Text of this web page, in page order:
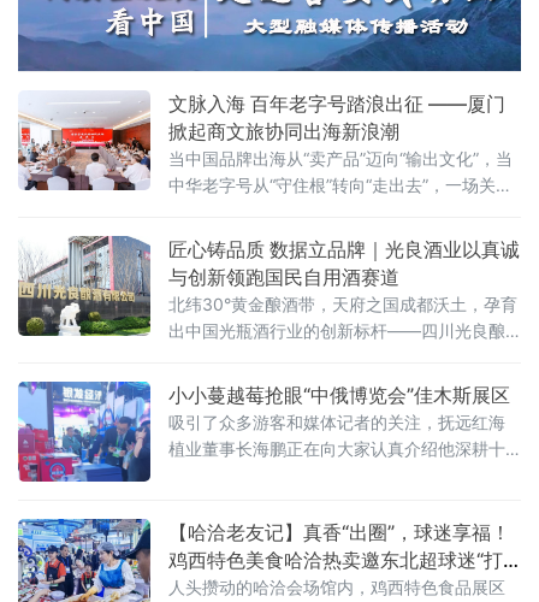
文脉入海 百年老字号踏浪出征 ——厦门
掀起商文旅协同出海新浪潮
当中国品牌出海从“卖产品”迈向“输出文化”，当
中华老字号从“守住根”转向“走出去”，一场关乎
起锚。5月28日至29日，由厦门老字号协会主
办的“老字号商文旅协同出海座谈会”在厦门瑞颐
大酒店隆重召开，同期参加第二十一届海峡旅
游博览会暨2026第十一届中国（厦门）国际休
闲旅游博览会
匠心铸品质 数据立品牌｜光良酒业以真诚
与创新领跑国民自用酒赛道
北纬30°黄金酿酒带，天府之国成都沃土，孕育
出中国光瓶酒行业的创新标杆——四川光良酿
业，曾为多家一线白酒品牌供应原酒；2019年
3月，自主品牌“光良”正式上市，以数据化白酒
开创行业新赛道，坚守“酿造良心酒”初心，在董
事长方建林的带领下，深耕国民自用酒赛道，
小小蔓越莓抢眼“中俄博览会”佳木斯展区
吸引了众多游客和媒体记者的关注，抚远红海
植业董事长海鹏正在向大家认真介绍他深耕十
力、抗氧化、清除幽门螺旋杆菌、保养和治疗
女性泌尿炎症等方面有显著的功效，从产地到
餐桌也有好多与之相关的元素与
【哈洽老友记】真香“出圈”，球迷享福！
鸡西特色美食哈洽热卖邀东北超球迷“打
卡尝鲜”
人头攒动的哈洽会场馆内，鸡西特色食品展区